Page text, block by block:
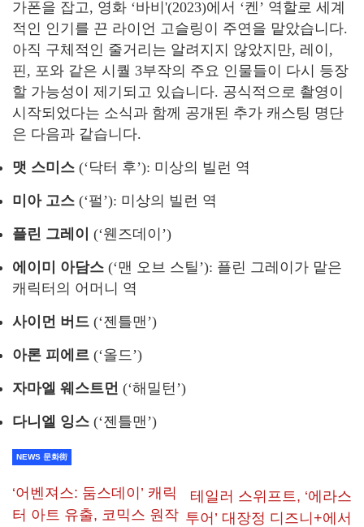
가폰을 잡고, 영화 ‘바비'(2023)에서 ‘켄’ 역할로 세계
적인 인기를 끈 라이언 고슬링이 주연을 맡았습니다.
아직 구체적인 줄거리는 알려지지 않았지만, 레이,
핀, 포와 같은 시퀄 3부작의 주요 인물들이 다시 등장
할 가능성이 제기되고 있습니다. 공식적으로 촬영이
시작되었다는 소식과 함께 공개된 추가 캐스팅 명단
은 다음과 같습니다.
맷 스미스 (‘닥터 후’): 미상의 빌런 역
미아 고스 (‘펄’): 미상의 빌런 역
플린 그레이 (‘웬즈데이’)
에이미 아담스 (‘맨 오브 스틸’): 플린 그레이가 맡은
캐릭터의 어머니 역
사이먼 버드 (‘젠틀맨’)
아론 피에르 (‘올드’)
자마엘 웨스트먼 (‘해밀턴’)
다니엘 잉스 (‘젠틀맨’)
NEWS 문화街
‘어벤져스: 둠스데이’ 캐릭
터 아트 유출, 코믹스 원작
테일러 스위프트, ‘에라스
투어’ 대장정 디즈니+에서